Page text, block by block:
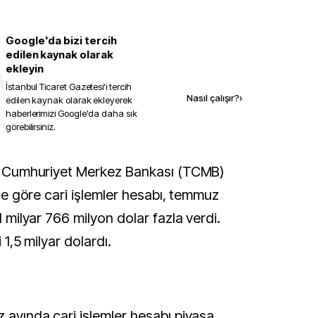
Google'da bizi tercih
edilen kaynak olarak
ekleyin
İstanbul Ticaret Gazetesi'i tercih
edilen kaynak olarak ekleyerek
haberlerimizi Google'da daha sık
görebilirsiniz.
Nasıl çalışır?›
göre cari işlemler hesabı, temmuz
milyar 766 milyon dolar fazla verdi.
milyar dolardı.